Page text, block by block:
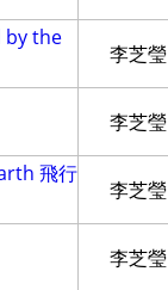
by the
李芝瑩
李芝瑩
飛行
李芝瑩
李芝瑩